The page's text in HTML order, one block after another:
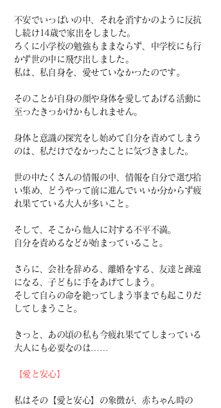
不安でいっぱいの中、それを消すかのように反抗
し続け14歳で家出をしました。
ろくに小学校の勉強もままならず、中学校にも行
かず世の中に飛び出しました。
私は、私自身を、愛せていなかったのです。
そのことが自身の顔や身体を愛してあげる活動に
至ったきっかけかもしれません。
身体と意識の探究をし始めて 自分を責めてしまう
のは、私だけでなかったことに気づきました。
世の中たくさんの情報の中、 情報を自分で選び拾
い集め、
どうやって前に進んでいいか分からず疲
れ果てている大人が多いこと。
そして、そこから他人に対する不平不満。
自分を責めるなどが始まっていること。
さらに、会社を辞める、離婚をする、 友達と疎遠
になる、子どもに手をあげてしまう。
そして自らの命を絶ってしまう事までも起こりだ
してしまうこと。
きっと、あの頃の私も 今疲れ果ててしまっている
大人にも必要なのは……
【愛と安心】
私はその【愛と安心】の象徴が、 赤ちゃん時の